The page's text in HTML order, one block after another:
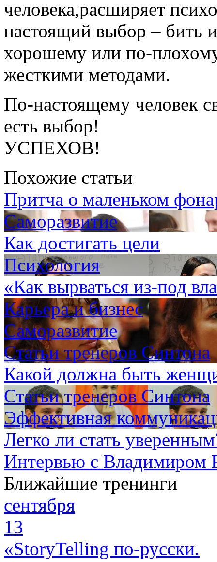
человека,расширяет
настоящий выбор – бить
хорошему или по-
жесткими методами.
По-настоящему человек
есть выбор!
УСПЕХОВ!
Похожие статьи
Притча о маленьком
Саморазвитие
Как достигать цели
Психология
«Как вырваться из-под
Карьера и бизнес
Саморазвитие
Статьи тренеров Синтона
Какой должна быть
Статьи тренеров Синтона
Эффективная
Легко ли стать
Интервью с Владимиром
Ближайшие тренинги
сентября
13
«StoryTelling по-русски.